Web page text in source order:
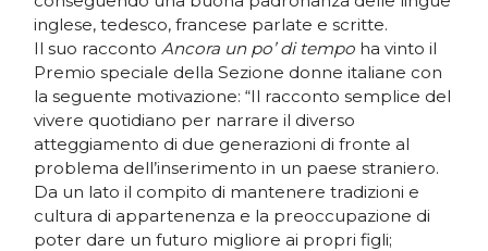
inglese, tedesco, francese parlate e scritte.
Il suo racconto Ancora un po’ di tempo ha vinto il
Premio speciale della Sezione donne italiane con
la seguente motivazione: “Il racconto semplice del
vivere quotidiano per narrare il diverso
atteggiamento di due generazioni di fronte al
problema dell’inserimento in un paese straniero.
Da un lato il compito di mantenere tradizioni e
cultura di appartenenza e la preoccupazione di
poter dare un futuro migliore ai propri figli;